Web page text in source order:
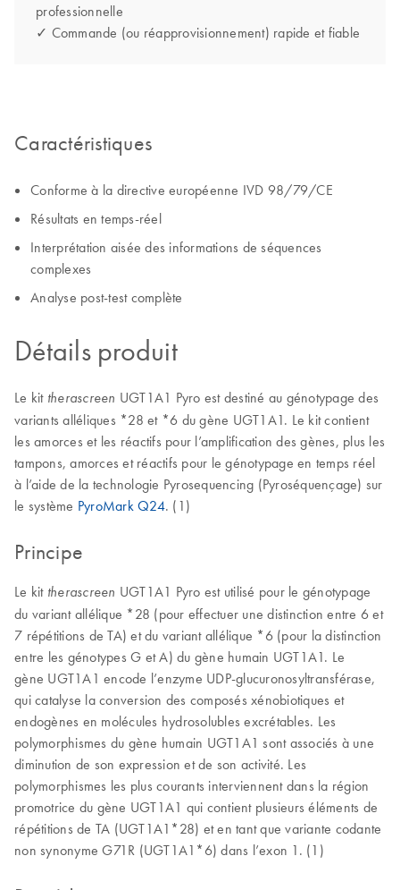
professionnelle
✓ Commande (ou réapprovisionnement) rapide et fiable
Caractéristiques
Conforme à la directive européenne IVD 98/79/CE
Résultats en temps-réel
Interprétation aisée des informations de séquences
complexes
Analyse post-test complète
Détails produit
Le kit therascreen UGT1A1 Pyro est destiné au génotypage des
variants alléliques *28 et *6 du gène UGT1A1. Le kit contient
les amorces et les réactifs pour l’amplification des gènes, plus les
tampons, amorces et réactifs pour le génotypage en temps réel
à l’aide de la technologie Pyrosequencing (Pyroséquençage) sur
le système PyroMark Q24. (1)
Principe
Le kit therascreen UGT1A1 Pyro est utilisé pour le génotypage
du variant allélique *28 (pour effectuer une distinction entre 6 et
7 répétitions de TA) et du variant allélique *6 (pour la distinction
entre les génotypes G et A) du gène humain UGT1A1. Le
gène UGT1A1 encode l’enzyme UDP-glucuronosyltransférase,
qui catalyse la conversion des composés xénobiotiques et
endogènes en molécules hydrosolubles excrétables. Les
polymorphismes du gène humain UGT1A1 sont associés à une
diminution de son expression et de son activité. Les
polymorphismes les plus courants interviennent dans la région
promotrice du gène UGT1A1 qui contient plusieurs éléments de
répétitions de TA (UGT1A1*28) et en tant que variante codante
non synonyme G71R (UGT1A1*6) dans l’exon 1. (1)